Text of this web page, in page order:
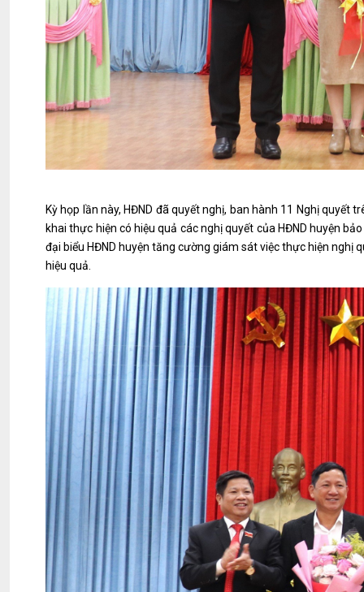
Kỳ họp lần này, HĐND đã quyết nghị, ban hành 11 Nghị quyết
khai thực hiện có hiệu quả các nghị quyết của HĐND huyện
đại biểu HĐND huyện tăng cường giám sát việc thực hiện nghị
hiệu quả.